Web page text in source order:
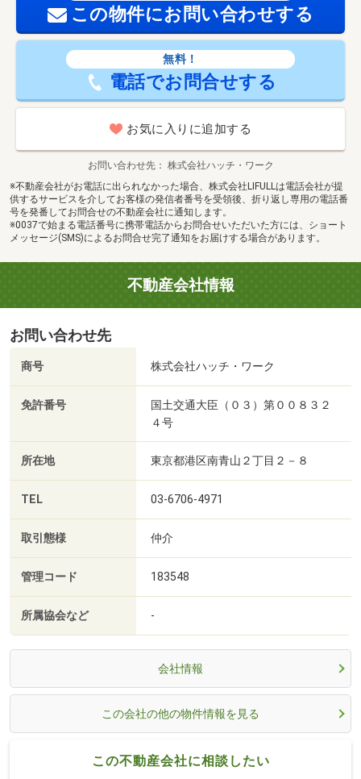
この物件にお問い合わせする
無料！
電話でお問合せする
お気に入りに追加する
お問い合わせ先
株式会社ハッチ・ワーク
※不動産会社がお電話に出られなかった場合、株式会社LIFULLは電話会社が提
供するサービスを介してお客様の発信者番号を受領後、折り返し専用の電話番
号を発番してお問合せの不動産会社に通知します。
※0037で始まる電話番号に携帯電話からお問合せいただいた方には、ショート
メッセージ(SMS)によるお問合せ完了通知をお届けする場合があります。
不動産会社情報
お問い合わせ先
商号 株式会社ハッチ・ワーク
免許番号
国土交通大臣（０３）第００８３２
４号
所在地 東京都港区南青山２丁目２－８
TEL 03-6706-4971
取引態様 仲介
管理コード 183548
所属協会など -
会社情報
この会社の他の物件情報を見る
この不動産会社に相談したい